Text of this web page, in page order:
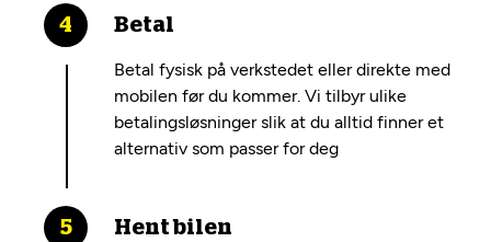
Betal
Betal fysisk på verkstedet eller direkte med
mobilen før du kommer. Vi tilbyr ulike
betalingsløsninger slik at du alltid finner et
alternativ som passer for deg
Hent bilen